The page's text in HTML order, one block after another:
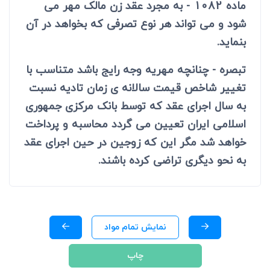
ماده 1082 - به مجرد عقد زن مالک مهر می
شود و می تواند هر نوع تصرفی که بخواهد در آن
بنماید.
تبصره - چنانچه مهریه وجه رایج باشد متناسب با
تغییر شاخص قیمت سالانه ی زمان تادیه نسبت
به سال اجرای عقد که توسط بانک مرکزی جمهوری
اسلامی ایران تعیین می گردد محاسبه و پرداخت
خواهد شد مگر این که زوجین در حین اجرای عقد
به نحو دیگری تراضی کرده باشند.
نمایش تمام مواد
چاپ